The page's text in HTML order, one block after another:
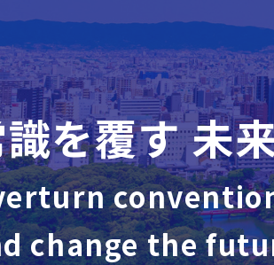
を覆す 未
change the